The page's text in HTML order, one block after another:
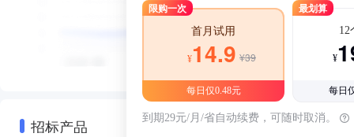
招标产品
限购一次
首月试用
¥14.9 ¥39
每日仅0.48元
最划算
12
¥
每日
到期29元/月/省自动续费，可随时取消。